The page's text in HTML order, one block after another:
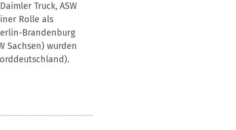
Truck, ASW
Rolle als
Brandenburg
Sachsen) wurden